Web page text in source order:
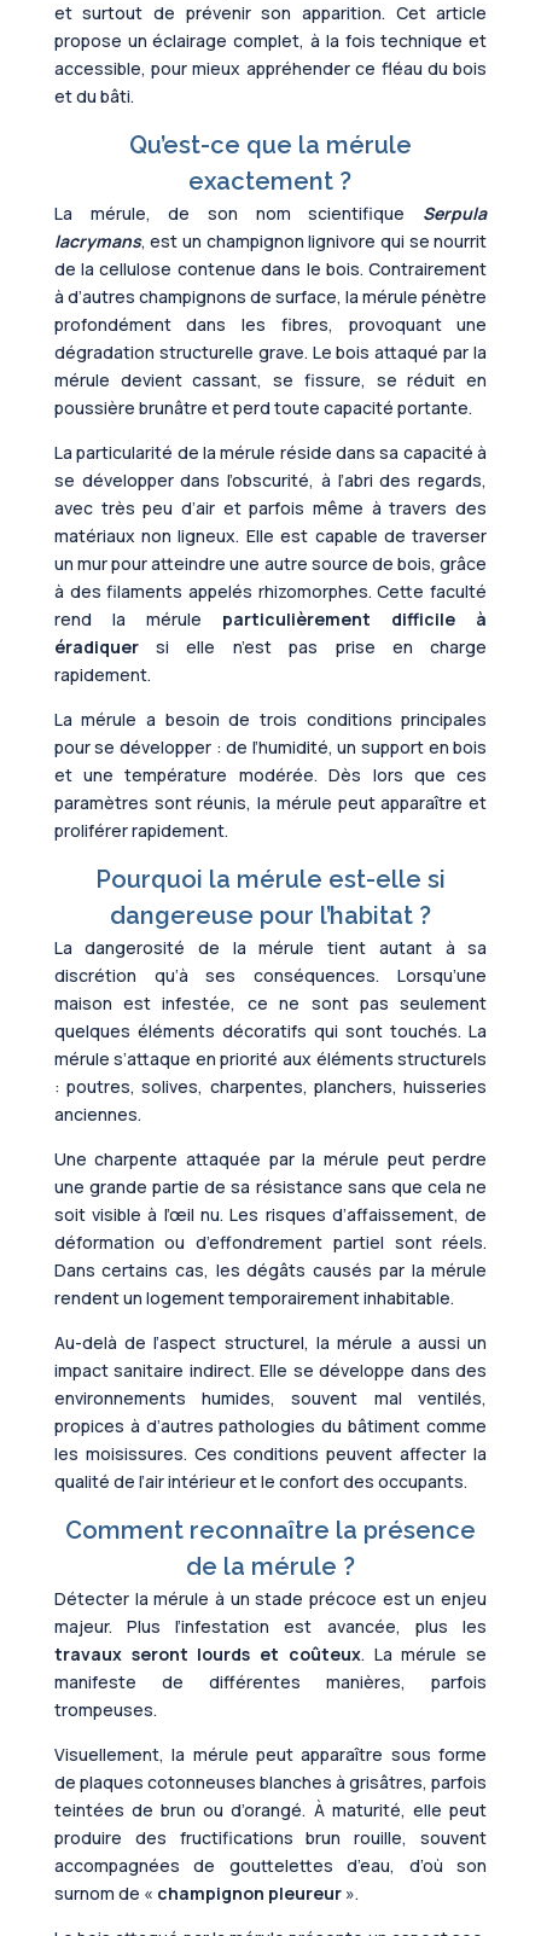
et surtout de prévenir son apparition. Cet article
propose un éclairage complet, à la fois technique et
accessible, pour mieux appréhender ce fléau du bois
et du bâti.
Qu’est-ce que la mérule
exactement ?
La mérule, de son nom scientifique Serpula
lacrymans, est un champignon lignivore qui se nourrit
de la cellulose contenue dans le bois. Contrairement
à d’autres champignons de surface, la mérule pénètre
profondément dans les fibres, provoquant une
dégradation structurelle grave. Le bois attaqué par la
mérule devient cassant, se fissure, se réduit en
poussière brunâtre et perd toute capacité portante.
La particularité de la mérule réside dans sa capacité à
se développer dans l’obscurité, à l’abri des regards,
avec très peu d’air et parfois même à travers des
matériaux non ligneux. Elle est capable de traverser
un mur pour atteindre une autre source de bois, grâce
à des filaments appelés rhizomorphes. Cette faculté
rend la mérule particulièrement difficile à
éradiquersi elle n’est pas prise en charge
rapidement.
La mérule a besoin de trois conditions principales
pour se développer : de l’humidité, un support en bois
et une température modérée. Dès lors que ces
paramètres sont réunis, la mérule peut apparaître et
proliférer rapidement.
Pourquoi la mérule est-elle si
dangereuse pour l’habitat ?
La dangerosité de la mérule tient autant à sa
discrétion qu’à ses conséquences. Lorsqu’une
maison est infestée, ce ne sont pas seulement
quelques éléments décoratifs qui sont touchés. La
mérule s’attaque en priorité aux éléments structurels
: poutres, solives, charpentes, planchers, huisseries
anciennes.
Une charpente attaquée par la mérule peut perdre
une grande partie de sa résistance sans que cela ne
soit visible à l’œil nu. Les risques d’affaissement, de
déformation ou d’effondrement partiel sont réels.
Dans certains cas, les dégâts causés par la mérule
rendent un logement temporairement inhabitable.
Au-delà de l’aspect structurel, la mérule a aussi un
impact sanitaire indirect. Elle se développe dans des
environnements humides, souvent mal ventilés,
propices à d’autres pathologies du bâtiment comme
les moisissures. Ces conditions peuvent affecter la
qualité de l’air intérieur et le confort des occupants.
Comment reconnaître la présence
de la mérule ?
Détecter la mérule à un stade précoce est un enjeu
majeur. Plus l’infestation est avancée, plus les
travaux seront lourds et coûteux. La mérule se
manifeste de différentes manières, parfois
trompeuses.
Visuellement, la mérule peut apparaître sous forme
de plaques cotonneuses blanches à grisâtres, parfois
teintées de brun ou d’orangé. À maturité, elle peut
produire des fructifications brun rouille, souvent
accompagnées de gouttelettes d’eau, d’où son
surnom de « champignon pleureur».